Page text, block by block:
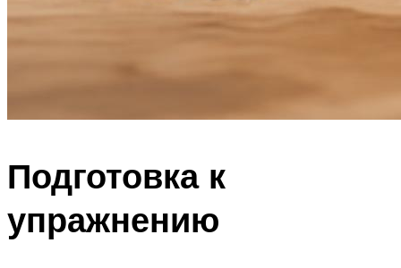
Подготовка к
упражнению